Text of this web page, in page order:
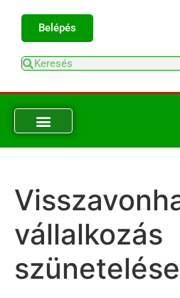
Belépés
vállalkozás
szünetelése